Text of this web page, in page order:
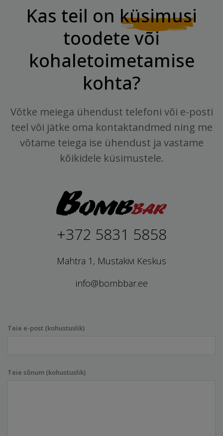
Kas teil on küsimusi
toodete või
kohaletoimetamise
kohta?
Võtke meiega ühendust telefoni või e-posti
teel või jätke oma kontaktandmed ning me
võtame teiega ise ühendust ja vastame
kõikidele küsimustele.
+372 5831 5858
Mahtra 1, Mustakivi Keskus
info@bombbar.ee
Teie e-post (kohustuslik)
Teie sõnum (kohustuslik)